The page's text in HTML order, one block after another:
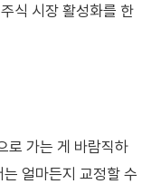
식 시장 활성화를 한
로 가는 게 바람직하
얼마든지 교정할 수